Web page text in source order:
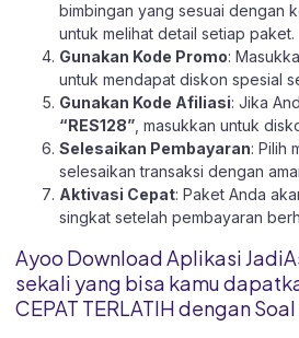
bimbingan yang sesuai dengan
untuk melihat detail setiap paket.
Gunakan Kode Promo:
untuk mendapat diskon spesial
Gunakan Kode Afiliasi: Jika
“RES128”, masukkan untuk
Selesaikan Pembayaran: Pilih
selesaikan transaksi dengan
Aktivasi Cepat: Paket Anda
singkat setelah pembayaran
Ayoo Download Aplikasi
sekali yang bisa kamu
CEPAT TERLATIH dengan